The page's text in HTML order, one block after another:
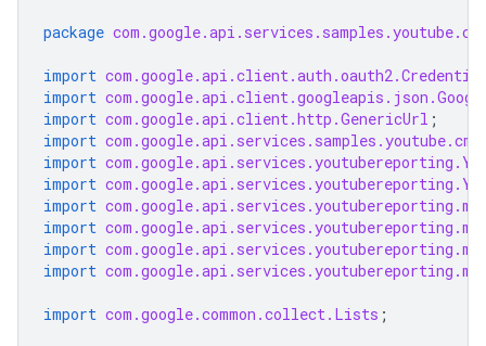
package
import
import
import com.google.api.client.http.GenericUrl ;
import
import
import
import
import
import
import
import com.google.common.collect.Lists ;